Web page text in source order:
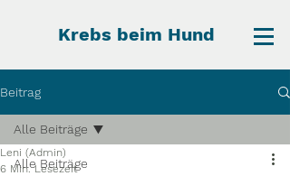
Krebs beim Hund
Beitrag
Alle Beiträge
Alle Beiträge
Leni (Admin)
6 Min. Lesezeit